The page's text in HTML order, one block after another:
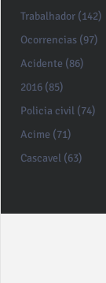
Trabalhador (142)
Ocorrencias (97)
Acidente (86)
2016 (85)
Policia civil (74)
Acime (71)
Cascavel (63)